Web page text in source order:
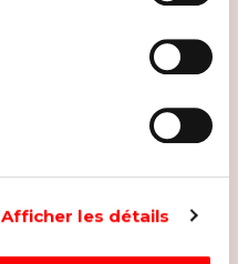
Afficher les détails